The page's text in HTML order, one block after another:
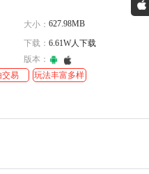
大小： 627.98MB
下载： 6.61W人下载
版本：
交易 玩法丰富多样